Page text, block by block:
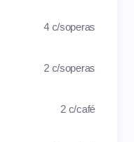
4 c/soperas
2 c/soperas
2 c/café